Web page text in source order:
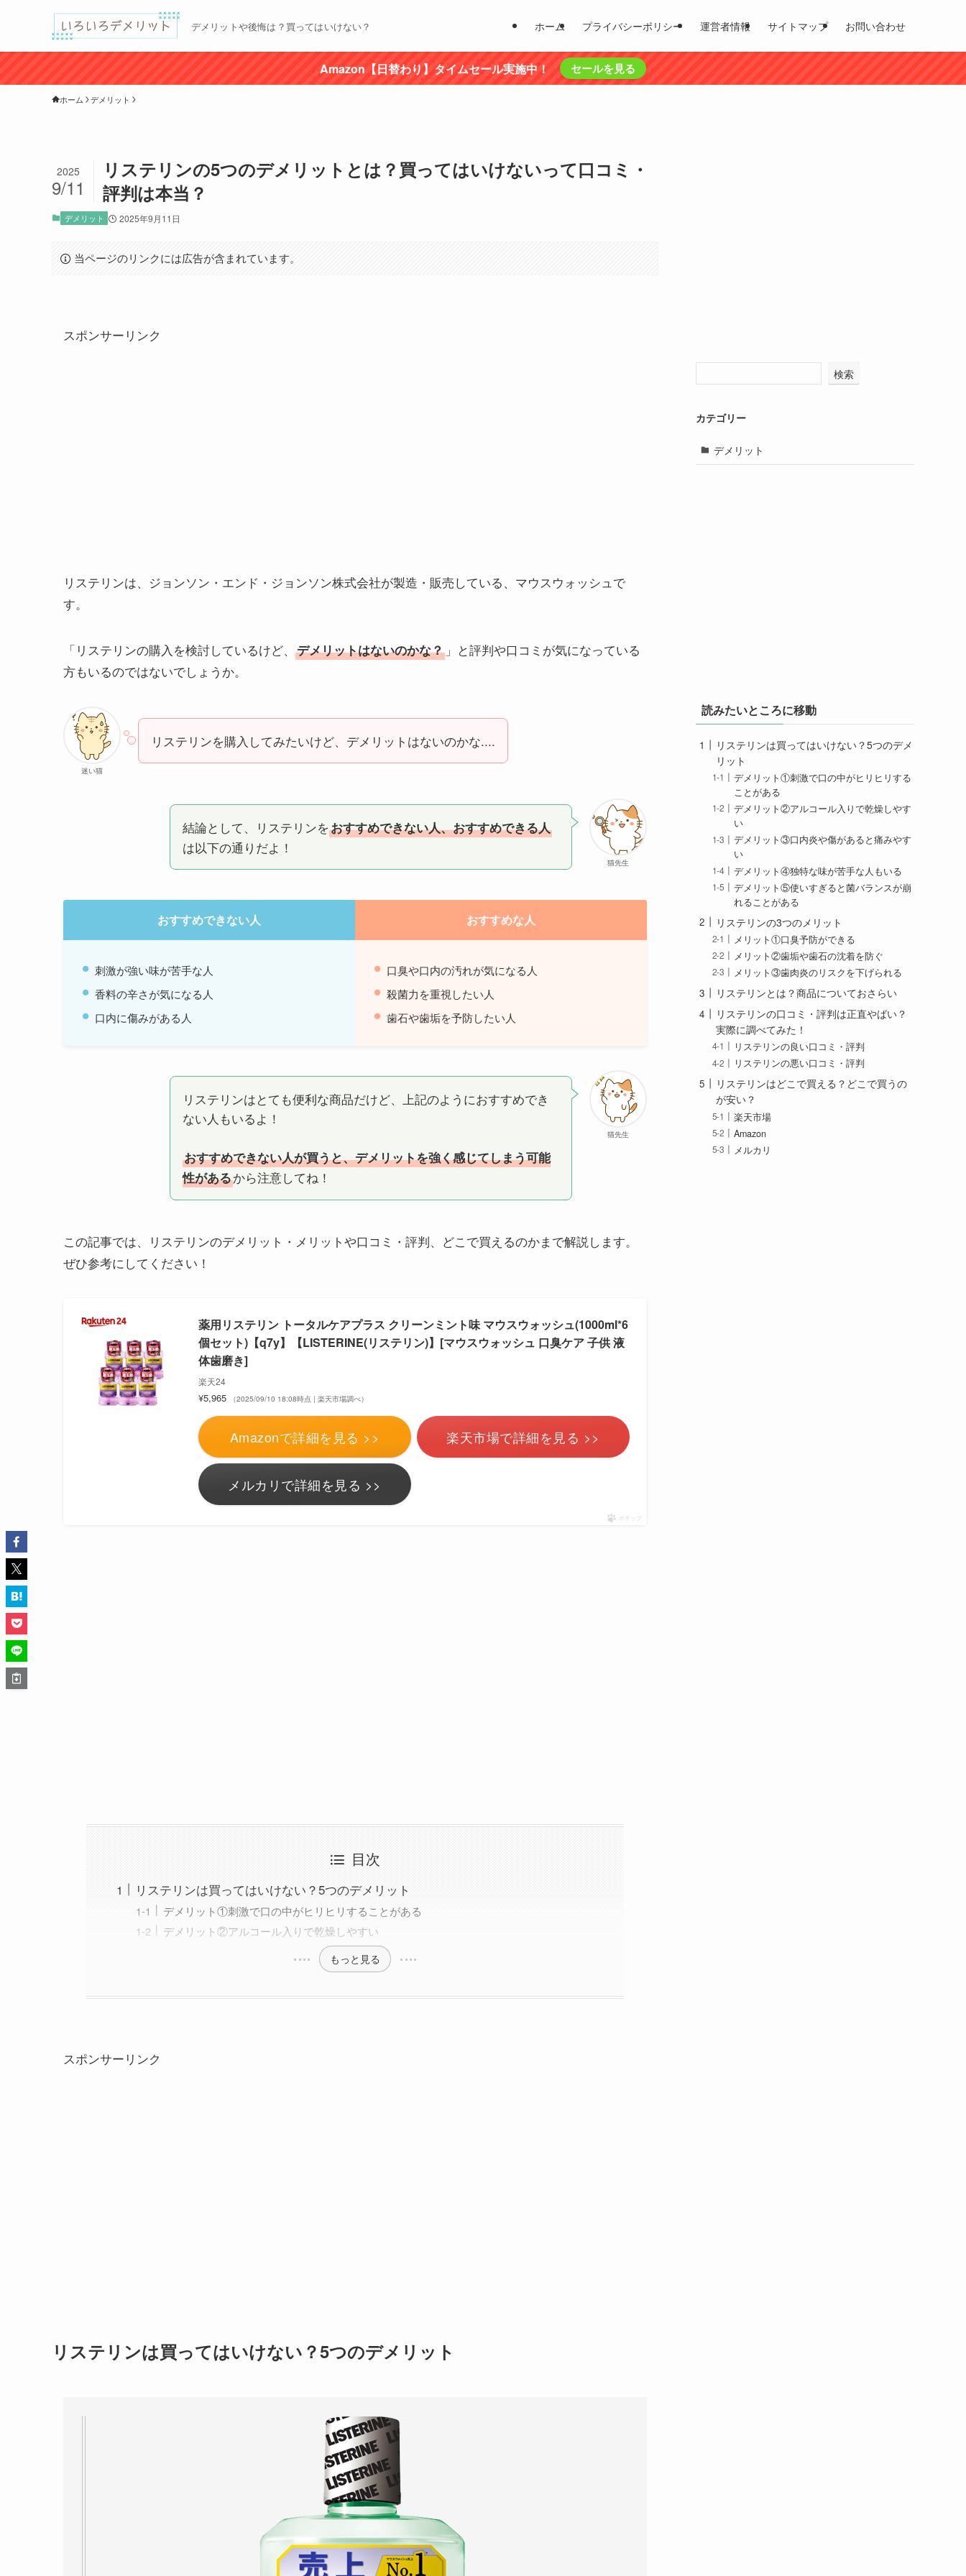
デメリットや後悔は？買ってはいけない？ ホーム プライバシーポリシー 運営者情報 サイトマップ お問い合わせ
Amazon【日替わり】タイムセール実施中！ セールを見る
ホーム デメリット
リステリンの5つのデメリットとは？買ってはいけないって口コミ・
評判は本当？
2025
9/11
デメリット 2025年9月11日
当ページのリンクには広告が含まれています。
スポンサーリンク
リステリンは、ジョンソン・エンド・ジョンソン株式会社が製造・販売している、マウスウォッシュで
す。
「リステリンの購入を検討しているけど、 デメリットはないのかな？ 」と評判や口コミが気になっている
方もいるのではないでしょうか。
迷い猫
リステリンを購入してみたいけど、デメリットはないのかな....
猫先生
結論として、リステリンをおすすめできない人、おすすめできる人
は以下の通りだよ！
おすすめできない人 おすすめな人
刺激が強い味が苦手な人
香料の辛さが気になる人
口内に傷みがある人
口臭や口内の汚れが気になる人
殺菌力を重視したい人
歯石や歯垢を予防したい人
猫先生
リステリンはとても便利な商品だけど、上記のようにおすすめでき
ない人もいるよ！
おすすめできない人が買うと、デメリットを強く感じてしまう可能
性があるから注意してね！
この記事では、リステリンのデメリット・メリットや口コミ・評判、どこで買えるのかまで解説します。
ぜひ参考にしてください！
薬用リステリン トータルケアプラス クリーンミント味 マウスウォッシュ(1000ml*6
個セット)【q7y】【LISTERINE(リステリン)】[マウスウォッシュ 口臭ケア 子供 液
体歯磨き]
楽天24
¥5,965 （2025/09/10 18:08時点 | 楽天市場調べ）
Amazonで詳細を見る >> 楽天市場で詳細を見る >>
メルカリで詳細を見る >>
ポチップ
目次
リステリンは買ってはいけない？5つのデメリット
デメリット①刺激で口の中がヒリヒリすることがある
デメリット②アルコール入りで乾燥しやすい
もっと見る
スポンサーリンク
リステリンは買ってはいけない？5つのデメリット
検索
カテゴリー
デメリット
読みたいところに移動
リステリンは買ってはいけない？5つのデメ
リット
デメリット①刺激で口の中がヒリヒリする
ことがある
デメリット②アルコール入りで乾燥しやす
い
デメリット③口内炎や傷があると痛みやす
い
デメリット④独特な味が苦手な人もいる
デメリット⑤使いすぎると菌バランスが崩
れることがある
リステリンの3つのメリット
メリット①口臭予防ができる
メリット②歯垢や歯石の沈着を防ぐ
メリット③歯肉炎のリスクを下げられる
リステリンとは？商品についておさらい
リステリンの口コミ・評判は正直やばい？
実際に調べてみた！
リステリンの良い口コミ・評判
リステリンの悪い口コミ・評判
リステリンはどこで買える？どこで買うの
が安い？
楽天市場
Amazon
メルカリ